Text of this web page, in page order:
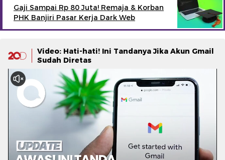
Gaji Sampai Rp 80 Juta! Remaja & Korban
PHK Banjiri Pasar Kerja Dark Web
Video: Hati-hati! Ini Tandanya Jika Akun Gmail
Sudah Diretas